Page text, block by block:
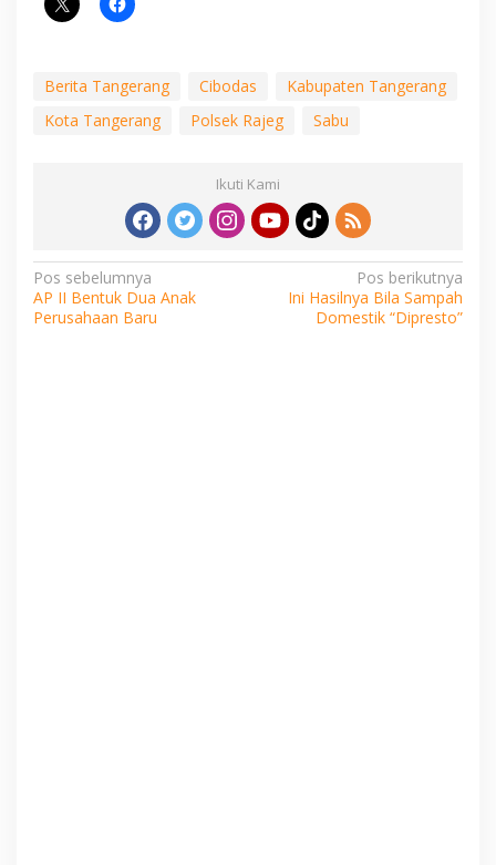
Berita Tangerang Cibodas
Kabupaten Tangerang
Kota Tangerang
Polsek Rajeg Sabu
Ikuti Kami
Navigasi
pos
Pos sebelumnya
AP II Bentuk Dua Anak
Perusahaan Baru
Pos berikutnya
Ini Hasilnya Bila Sampah
Domestik “Dipresto”